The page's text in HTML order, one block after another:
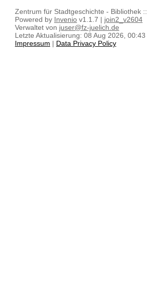
Zentrum für Stadtgeschichte - Bibliothek ::
Powered by Invenio v1.1.7 | join2_v2604
Verwaltet von juser@fz-juelich.de
Letzte Aktualisierung: 08 Aug 2026, 00:43
Impressum | Data Privacy Policy